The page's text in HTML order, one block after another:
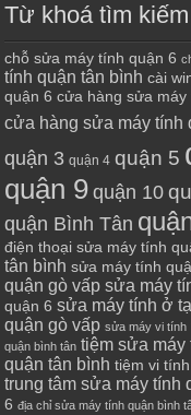
Từ khoá tìm kiếm
chỗ sửa máy tính quận 6
tính quận tân bình cài
quận 6 cửa hàng sửa máy
cửa hàng sửa máy tính
quận 3 quận 4 quận 5
quận 9 quận 10
quận Bình Tân
điện thoại sửa máy tính
tân bình sửa máy tính
quận gò vấp sửa máy
quận 6 sửa máy tính ở
quận gò vấp sửa máy vi tính
quận bình tân tiệm sửa máy
quận tân bình tiệm vi
trung tâm sửa máy tính
6 địa chỉ sửa máy tính quận bình